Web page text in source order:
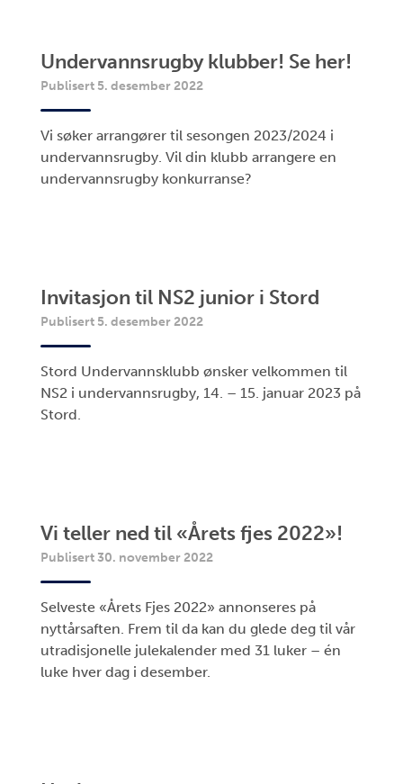
Undervannsrugby klubber! Se her!
Publisert 5. desember 2022
Vi søker arrangører til sesongen 2023/2024 i
undervannsrugby. Vil din klubb arrangere en
undervannsrugby konkurranse?
Invitasjon til NS2 junior i Stord
Publisert 5. desember 2022
Stord Undervannsklubb ønsker velkommen til
NS2 i undervannsrugby, 14. – 15. januar 2023 på
Stord.
Vi teller ned til «Årets fjes 2022»!
Publisert 30. november 2022
Selveste «Årets Fjes 2022» annonseres på
nyttårsaften. Frem til da kan du glede deg til vår
utradisjonelle julekalender med 31 luker – én
luke hver dag i desember.